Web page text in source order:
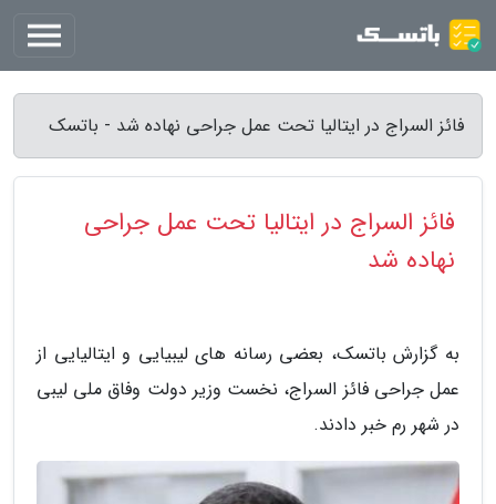
فائز السراج در ایتالیا تحت عمل جراحی نهاده شد - باتسک
فائز السراج در ایتالیا تحت عمل جراحی
نهاده شد
به گزارش باتسک، بعضی رسانه های لیبیایی و ایتالیایی از
عمل جراحی فائز السراج، نخست وزیر دولت وفاق ملی لیبی
در شهر رم خبر دادند.